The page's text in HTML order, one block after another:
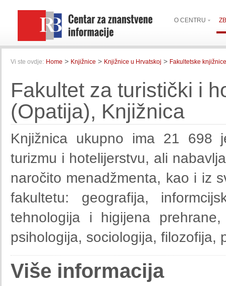
O CENTRU
Vi ste ovdje: Home > Knjižnice > Knjižnice u Hrvatskoj > Fakultetske knjižnice
Fakultet za turistički i
(Opatija), Knjižnica
Knjižnica ukupno ima 21 698
turizmu i hotelijerstvu, ali
naročito menadžmenta, kao i iz
fakultetu: geografija,
tehnologija i higijena
psihologija, sociologija, filozofija,
Više informacija